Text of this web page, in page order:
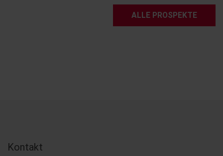
ALLE PROSPEKTE
Kontakt